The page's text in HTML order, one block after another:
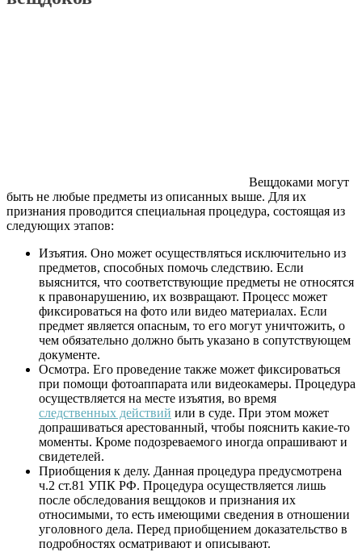
Вещдоками могут
быть не любые предметы из описанных выше. Для их
признания проводится специальная процедура, состоящая из
следующих этапов:
Изъятия. Оно может осуществляться исключительно из
предметов, способных помочь следствию. Если
выяснится, что соответствующие предметы не относятся
к правонарушению, их возвращают. Процесс может
фиксироваться на фото или видео материалах. Если
предмет является опасным, то его могут уничтожить, о
чем обязательно должно быть указано в сопутствующем
документе.
Осмотра. Его проведение также может фиксироваться
при помощи фотоаппарата или видеокамеры. Процедура
осуществляется на месте изъятия, во время
следственных действий или в суде. При этом может
допрашиваться арестованный, чтобы пояснить какие-то
моменты. Кроме подозреваемого иногда опрашивают и
свидетелей.
Приобщения к делу. Данная процедура предусмотрена
ч.2 ст.81 УПК РФ. Процедура осуществляется лишь
после обследования вещдоков и признания их
относимыми, то есть имеющими сведения в отношении
уголовного дела. Перед приобщением доказательство в
подробностях осматривают и описывают.